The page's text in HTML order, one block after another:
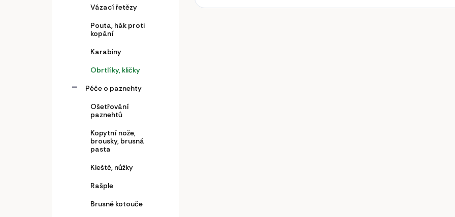
Vázací řetězy
Pouta, hák proti
kopání
Karabiny
Obrtlíky, kličky
Péče o paznehty
Ošetřování
paznehtů
Kopytní nože,
brousky, brusná
pasta
Kleště, nůžky
Rašple
Brusné kotouče